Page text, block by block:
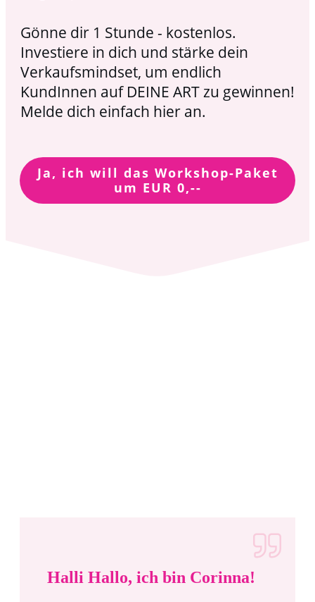
Gönne dir 1 Stunde - kostenlos.
Investiere in dich und stärke dein
Verkaufsmindset, um endlich
KundInnen auf DEINE ART zu gewinnen!
Melde dich einfach hier an.
Ja, ich will das Workshop-Paket
um EUR 0,--
Halli Hallo, ich bin Corinna!